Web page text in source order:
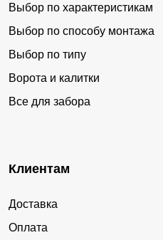
Выбор по характеристикам
Выбор по способу монтажа
Выбор по типу
Ворота и калитки
Все для забора
Клиентам
Доставка
Оплата